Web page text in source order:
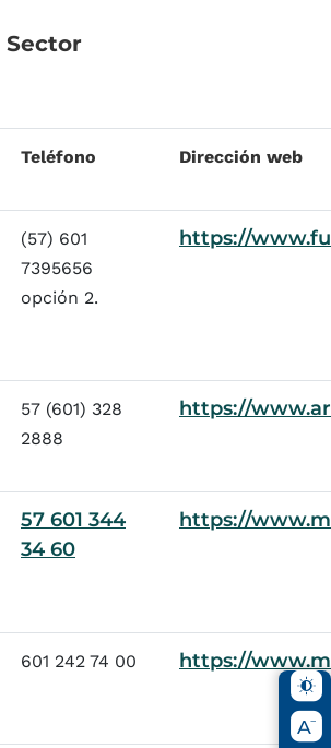
Sector
Teléfono Dirección web
(57) 601
7395656
opción 2.
https://
57 (601) 328
2888
https://
57 601 344
34 60
https://
601 242 74 00 https://